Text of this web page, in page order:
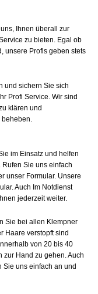
Ihnen überall zur
zu bieten. Egal ob
unsere Profis geben stets
und sichern Sie sich
Profi Service. Wir sind
klären und
beheben.
im Einsatz und helfen
Sie uns einfach
unser Formular. Unsere
Auch Im Notdienst
jederzeit weiter.
Sie bei allen Klempner
Haare verstopft sind
von 20 bis 40
zur Hand zu gehen. Auch
Sie uns einfach an und